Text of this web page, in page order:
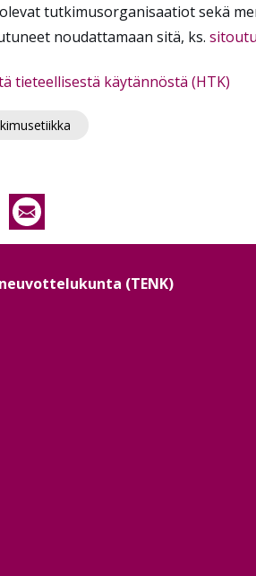
tutkimusorganisaatiot sekä
noudattamaan sitä, ks.
tieteellisestä käytännöstä (HTK)
(TENK)